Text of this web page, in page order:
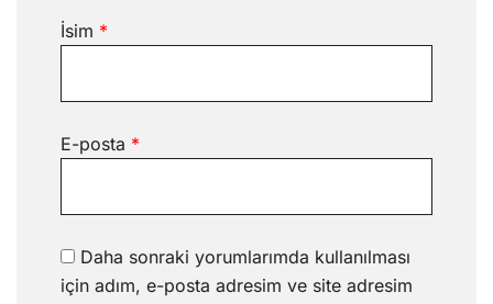
İsim *
E-posta *
Daha sonraki yorumlarımda kullanılması
için adım, e-posta adresim ve site adresim